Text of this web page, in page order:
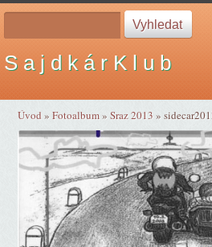
S a j d k á r K l u b
Úvod »Fotoalbum»Sraz 2013 »